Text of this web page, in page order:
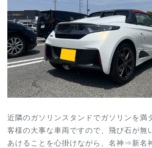
近隣のガソリンスタンドでガソリンを満
客様の大事な車両ですので、 飛び石が無
あけることを心掛けながら、 名神⇒新名